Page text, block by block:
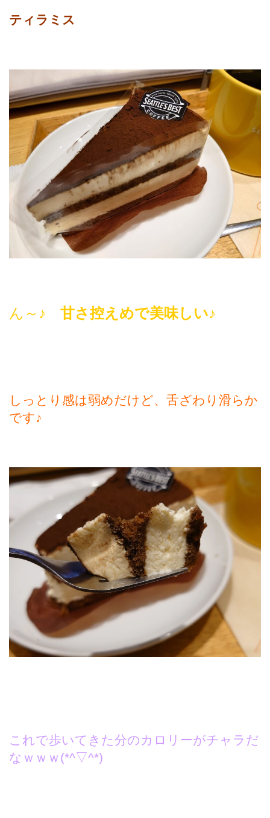
ティラミス
ん～♪ 甘さ控えめで美味しい♪
しっとり感は弱めだけど、舌ざわり滑らか
です♪
これで歩いてきた分のカロリーがチャラだ
なｗｗｗ(*^▽^*)